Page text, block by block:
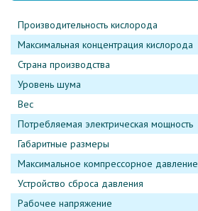
Производительность кислорода
Максимальная концентрация кислорода
Страна производства
Уровень шума
Вес
Потребляемая электрическая мощность
Габаритные размеры
Максимальное компрессорное давление
Устройство сброса давления
Рабочее напряжение